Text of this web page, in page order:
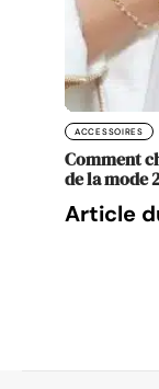
ACCESSOIRES
Comment
de la mode
Article